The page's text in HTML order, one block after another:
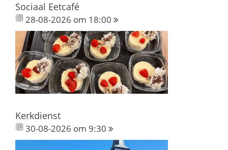
Sociaal Eetcafé
28-08-2026 om 18:00
Kerkdienst
30-08-2026 om 9:30